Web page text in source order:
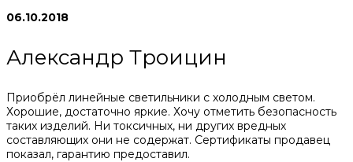
06.10.2018
Александр Троицин
Приобрёл линейные светильники с холодным светом.
Хорошие, достаточно яркие. Хочу отметить безопасность
таких изделий. Ни токсичных, ни других вредных
составляющих они не содержат. Сертификаты продавец
показал, гарантию предоставил.